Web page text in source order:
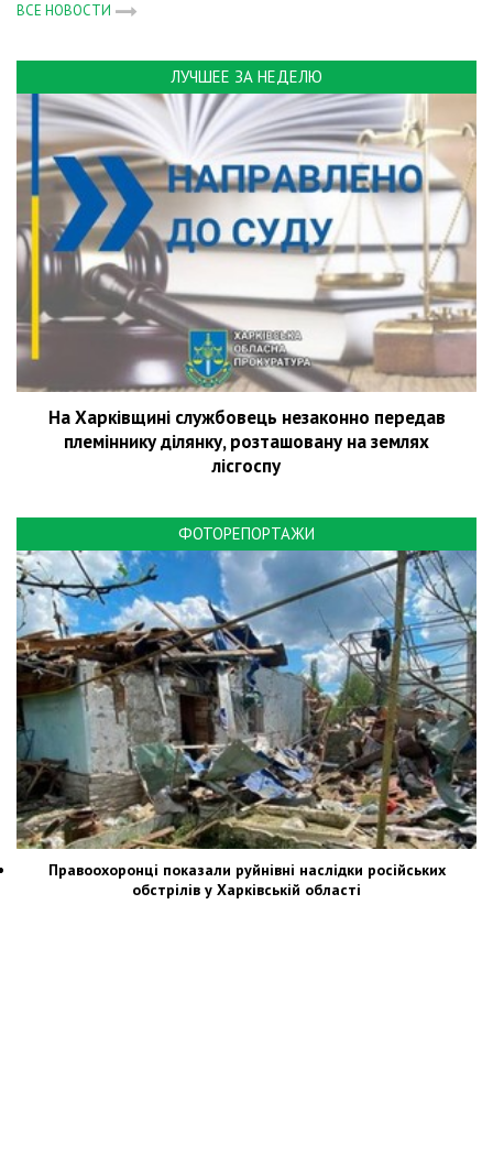
ВСЕ НОВОСТИ
ЛУЧШЕЕ ЗА НЕДЕЛЮ
На Харківщині службовець незаконно передав
племіннику ділянку, розташовану на землях
лісгоспу
ФОТОРЕПОРТАЖИ
Правоохоронці показали руйнівні наслідки російських
обстрілів у Харківській області